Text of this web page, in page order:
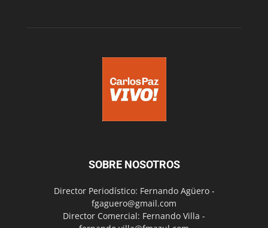
SOBRE NOSOTROS
Director Periodístico: Fernando Agüero -
fgaguero@gmail.com
Director Comercial: Fernando Villa -